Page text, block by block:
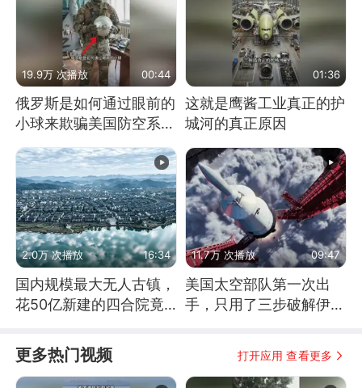
19.9万 次播放 00:44
俄罗斯是如何通过眼前的
小球来欺骗美国防空系统
01:36
这就是鹰酱工业真正的护
城河的真正原因
2.0万 次播放 16:34
国内规模最大无人古镇，
花50亿新建的四合院竟
11.7万 次播放 09:47
美国太空部队第一次出
手，只用了三步破解伊朗
更多热门视频 打开应用 查看更多